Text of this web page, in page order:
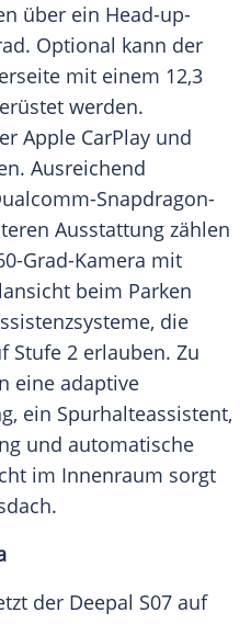
über ein Head-up-
Optional kann der
mit einem 12,3
werden.
Apple CarPlay und
Ausreichend
Snapdragon-
Ausstattung zählen
Grad-Kamera mit
beim Parken
die
Stufe 2 erlauben. Zu
eine adaptive
ein Spurhalteassistent,
und automatische
im Innenraum sorgt
.
der Deepal S07 auf